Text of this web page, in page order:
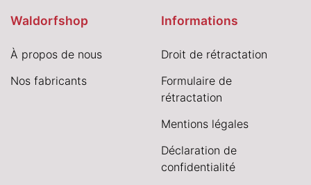
Waldorfshop
À propos de nous
Nos fabricants
Informations
Droit de rétractation
Formulaire de
rétractation
Mentions légales
Déclaration de
confidentialité